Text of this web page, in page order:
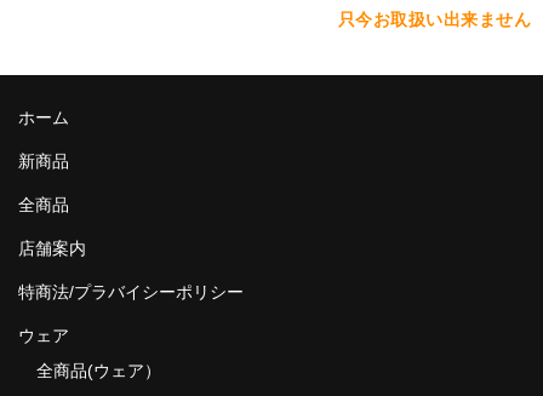
只今お取扱い出来ません
ホーム
新商品
全商品
店舗案内
特商法/プラバイシーポリシー
ウェア
全商品(ウェア）